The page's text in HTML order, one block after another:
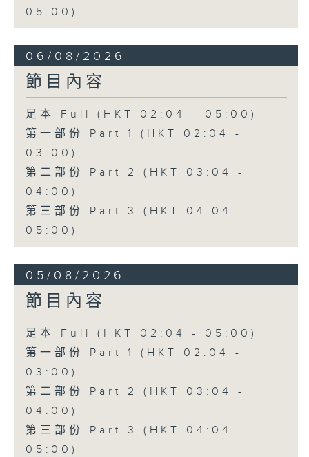
05:00)
06/08/2026
節目內容
足本 Full (HKT 02:04 - 05:00)
第一部份 Part 1 (HKT 02:04 -
03:00)
第二部份 Part 2 (HKT 03:04 -
04:00)
第三部份 Part 3 (HKT 04:04 -
05:00)
05/08/2026
節目內容
足本 Full (HKT 02:04 - 05:00)
第一部份 Part 1 (HKT 02:04 -
03:00)
第二部份 Part 2 (HKT 03:04 -
04:00)
第三部份 Part 3 (HKT 04:04 -
05:00)